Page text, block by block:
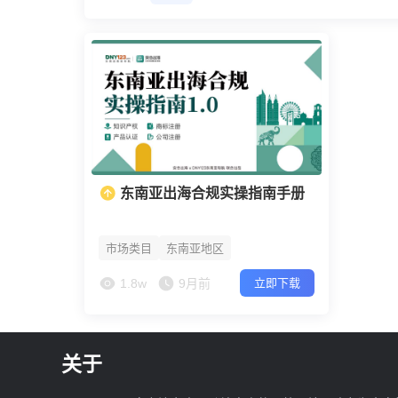
东南亚出海合规实操指南手册
市场类目 东南亚地区
1.8w 9月前 立即下载
关于